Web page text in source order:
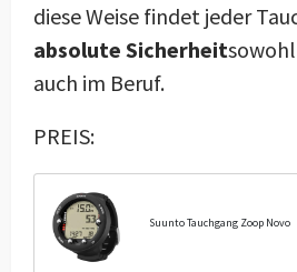
diese Weise findet jeder
absolute Sicherheit
auch im Beruf.
PREIS:
Suunto Tauchgang Zoop Novo